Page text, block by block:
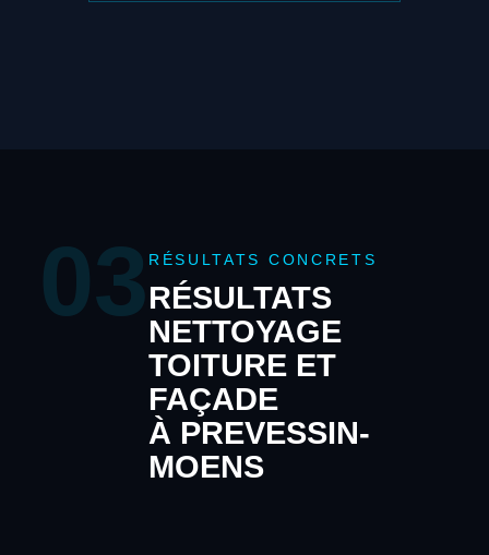
03 RÉSULTATS CONCRETS
RÉSULTATS
NETTOYAGE
TOITURE ET
FAÇADE
À PREVESSIN-
MOENS